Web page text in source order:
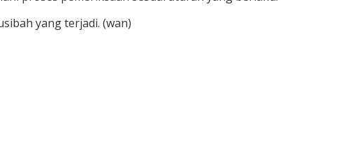
yang terjadi. (wan)